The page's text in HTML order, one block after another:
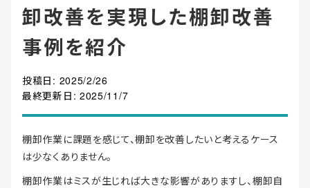
お役立ち情報
卸改善を実現した棚卸改善
事例を紹介
投稿日: 2025/2/26
最終更新日: 2025/11/7
棚卸作業に課題を感じて、棚卸を改善したいと考えるケース
は少なくありません。
棚卸作業はミスが生じれば大きな影響がありますし、棚卸自